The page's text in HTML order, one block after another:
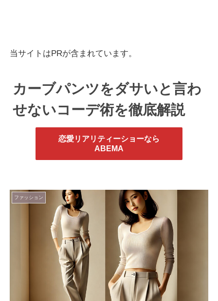
当サイトはPRが含まれています。
カーブパンツをダサいと言わ
せないコーデ術を徹底解説
恋愛リアリティーショーなら
ABEMA
ファッション